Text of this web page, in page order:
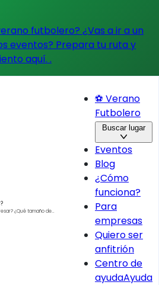
futbolero? ¿Vas a ir a un
eventos? Prepara tu ruta y
aquí. .
¿Qué tamaño de
⚽ Verano
Futbolero
Buscar lugar
Eventos
Blog
¿Cómo
funciona?
Para
empresas
Quiero ser
anfitrión
Centro de
ayudaAyuda